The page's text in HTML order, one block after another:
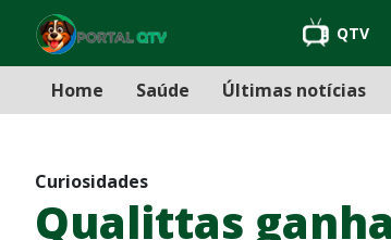
QTV
Home Saúde Últimas notícias
Curiosidades
Qualittas